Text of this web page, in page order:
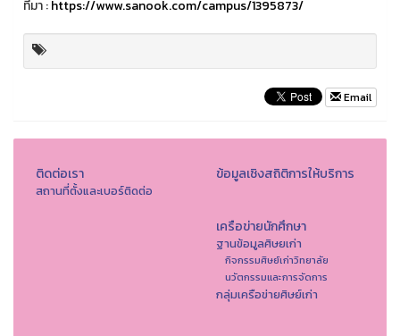
ที่มา :https://www.sanook.com/campus/1395873/
Email
ติดต่อเรา
สถานที่ตั้งและเบอร์ติดต่อ
ข้อมูลเชิงสถิติการให้บริการ
เครือข่ายนักศึกษา
ฐานข้อมูลศิษยเก่า
กิจกรรมศิษย์เก่าวิทยาลัย
นวัตกรรมและการจัดการ
กลุ่มเครือข่ายศิษย์เก่า